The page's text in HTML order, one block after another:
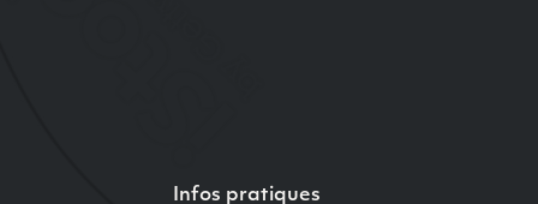
Infos pratiques